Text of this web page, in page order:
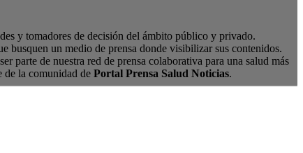
y tomadores de decisión del ámbito público y privado.
busquen un medio de prensa donde visibilizar sus contenidos.
de nuestra red de prensa colaborativa para una salud más
de la comunidad de Portal Prensa Salud Noticias.